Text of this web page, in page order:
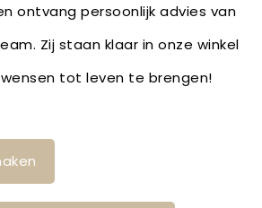
ontvang persoonlijk advies van
Zij staan klaar in onze winkel
tot leven te brengen!